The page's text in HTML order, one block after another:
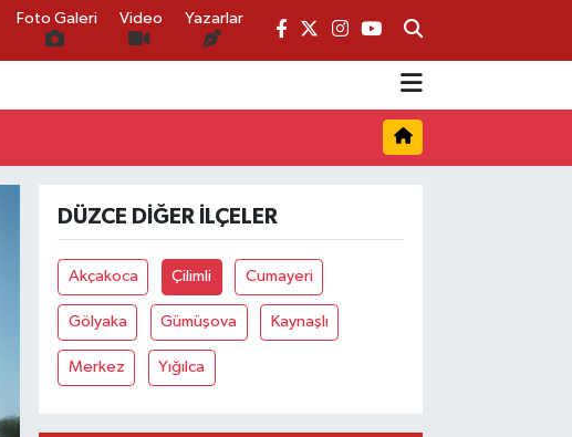
Foto Galeri Video Yazarlar
DÜZCE DIĞER İLÇELER
Akçakoca Çilimli Cumayeri
Gölyaka Gümüşova Kaynaşlı
Merkez Yığılca